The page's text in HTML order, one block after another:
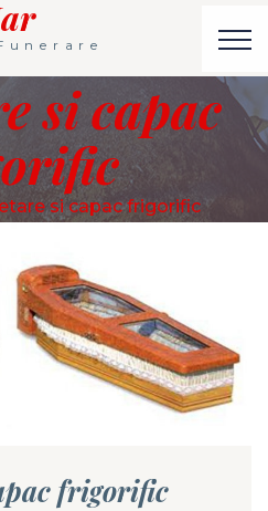
si capac
si capac frigorific
frigorific